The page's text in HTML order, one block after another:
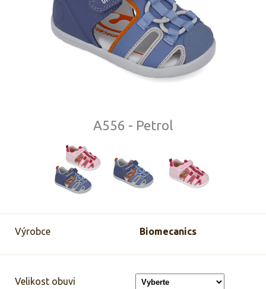
A556 - Petrol
Výrobce Biomecanics
Velikost obuvi